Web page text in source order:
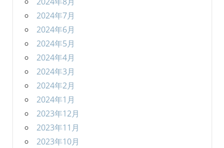
2024年7月
2024年6月
2024年5月
2024年4月
2024年3月
2024年2月
2024年1月
2023年12月
2023年11月
2023年10月